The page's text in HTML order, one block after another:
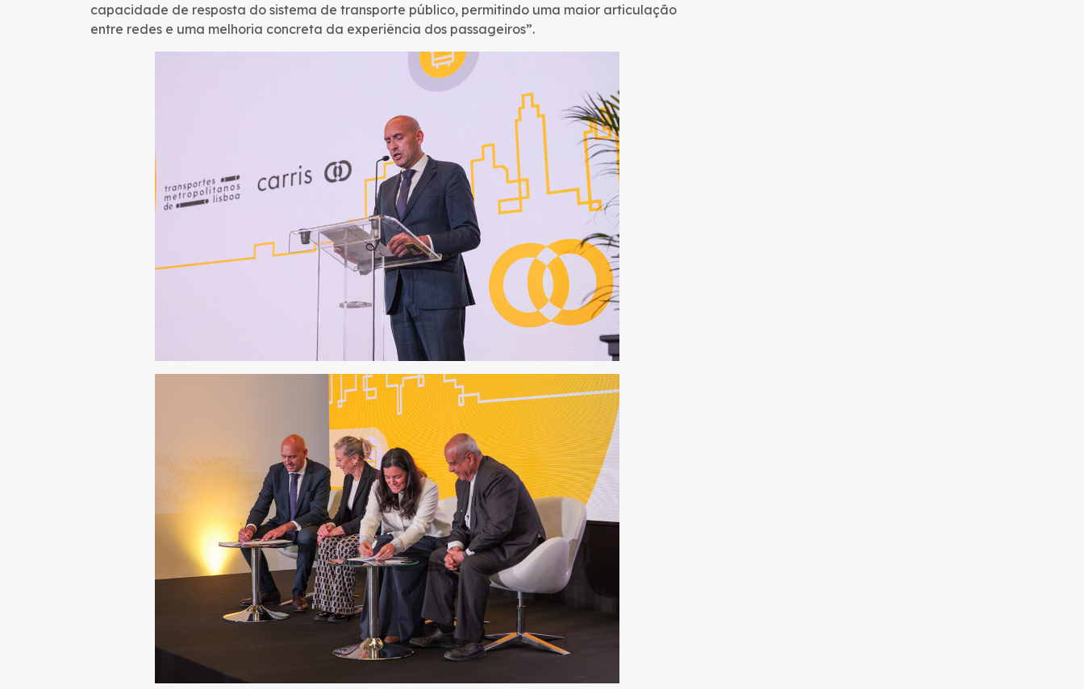
capacidade de resposta do sistema de transporte público, permitindo uma maior articulação
entre redes e uma melhoria concreta da experiência dos passageiros”.